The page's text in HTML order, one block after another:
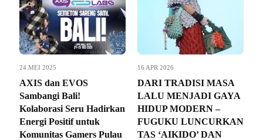
24 MEI 2025
AXIS dan EVOS
Sambangi Bali!
Kolaborasi Seru Hadirkan
Energi Positif untuk
Komunitas Gamers Pulau
16 APR 2026
DARI TRADISI MASA
LALU MENJADI GAYA
HIDUP MODERN –
FUGUKU LUNCURKAN
TAS ‘AIKIDO’ DAN